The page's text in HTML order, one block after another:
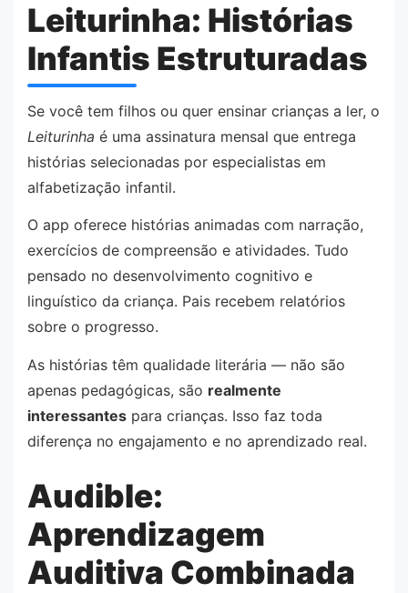
Leiturinha: Histórias
Infantis Estruturadas
Se você tem filhos ou quer ensinar crianças a ler, o
Leiturinha é uma assinatura mensal que entrega
histórias selecionadas por especialistas em
alfabetização infantil.
O app oferece histórias animadas com narração,
exercícios de compreensão e atividades. Tudo
pensado no desenvolvimento cognitivo e
linguístico da criança. Pais recebem relatórios
sobre o progresso.
As histórias têm qualidade literária — não são
apenas pedagógicas, são realmente
interessantes para crianças. Isso faz toda
diferença no engajamento e no aprendizado real.
Audible:
Aprendizagem
Auditiva Combinada